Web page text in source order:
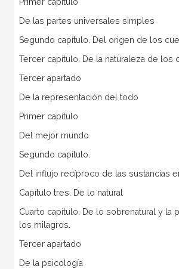
Primer capítulo
De las partes universales simples
Segundo capítulo. Del origen de los
Tercer capítulo. De la naturaleza de los
Tercer apartado
De la representación del todo
Primer capítulo
Del mejor mundo
Segundo capítulo.
Del influjo recíproco de las sustancias
Capítulo tres. De lo natural
Cuarto capítulo. De lo sobrenatural y la
los milagros.
Tercer apartado
De la psicología